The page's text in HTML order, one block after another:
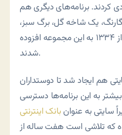
کردند. برنامه‌های دیگری هم
یک شاخه گل، برگ سبز،
گل‌های صحرایی بعد از ۱۳۳۴ به این مجموعه افزوده
شدند.
هم ایجاد شد تا دوستداران
به این برنامه‌ها دسترسی
سایتی به عنوانبانک اینترنتی
که تلاشی است هفت ساله از